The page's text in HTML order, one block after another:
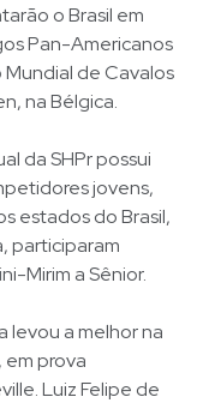
o Brasil em
Pan-Americanos
Mundial de Cavalos
na Bélgica.
da SHPr possui
jovens,
estados do Brasil,
participaram
Mirim a Sênior.
levou a melhor na
prova
Luiz Felipe de